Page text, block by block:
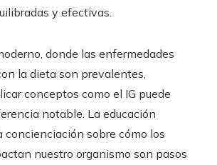
y efectivas.
donde las enfermedades
la dieta son prevalentes,
conceptos como el IG puede
notable. La educación
concienciación sobre cómo los
nuestro organismo son pasos